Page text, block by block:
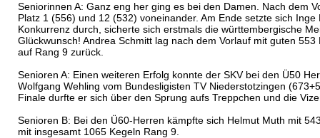
Seniorinnen A: Ganz eng her ging es bei den Damen. Nach dem
Platz 1 (556) und 12 (532) voneinander. Am Ende setzte sich
Konkurrenz durch, sicherte sich erstmals die württembergische
Glückwunsch! Andrea Schmitt lag nach dem Vorlauf mit guten
auf Rang 9 zurück.
Senioren A: Einen weiteren Erfolg konnte der SKV bei den Ü50
Wolfgang Wehling vom Bundesligisten TV Niederstotzingen
Finale durfte er sich über den Sprung aufs Treppchen und die
Senioren B: Bei den Ü60-Herren kämpfte sich Helmut Muth mit
mit insgesamt 1065 Kegeln Rang 9.